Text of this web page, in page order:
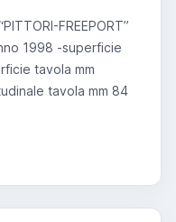
FREEPORT”
1998 -superficie
tavola mm
tavola mm 84